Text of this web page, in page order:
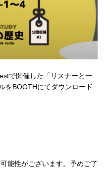
で開催した「リスナーと一
をBOOTHにてダウンロード
能性がございます。予めご了